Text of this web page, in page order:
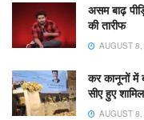
असम बाढ़
की तारीफ
AUGUST
कर कानूनों में
सीए हुए शामिल
AUGUST